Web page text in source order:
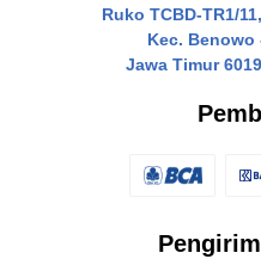
Ruko TCBD-TR1/
Kec. Benowo
Jawa Timur